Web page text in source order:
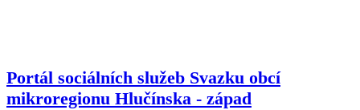
Portál sociálních služeb Svazku obcí
mikroregionu Hlučínska - západ